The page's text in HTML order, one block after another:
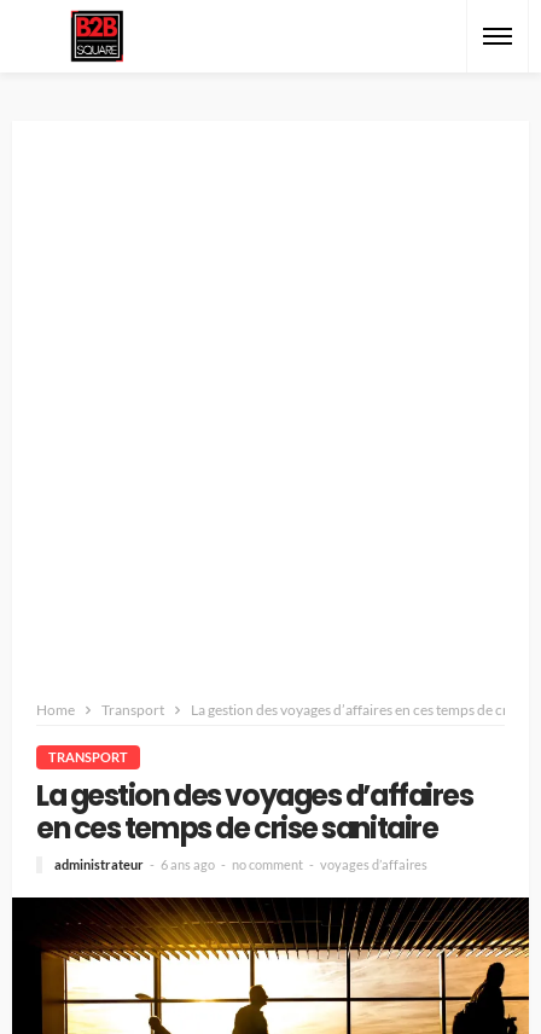
Home Transport La gestion des voyages d’affaires en ces temps de crise
TRANSPORT
La gestion des voyages d’affaires
en ces temps de crise sanitaire
administrateur 6 ans ago no comment voyages d’affaires